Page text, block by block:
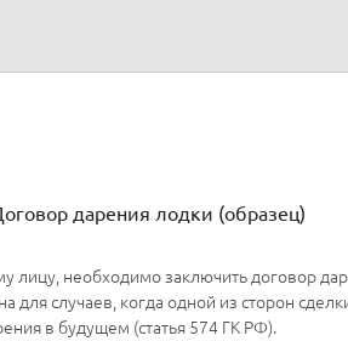
дарения лодки (образец)
лицу, необходимо заключить договор
случаев, когда одной из сторон
в будущем (статья 574 ГК РФ).